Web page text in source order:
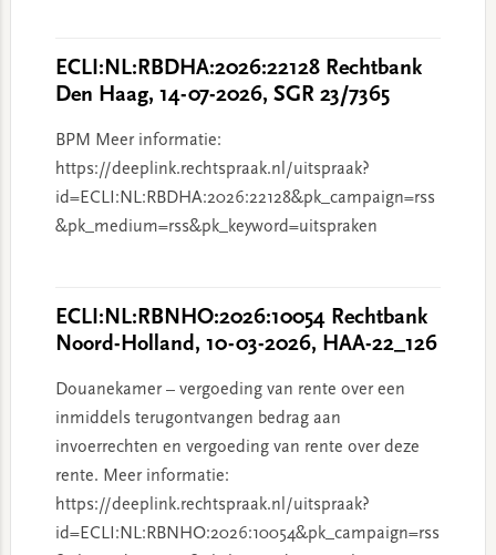
ECLI:NL:RBDHA:2026:22128 Rechtbank
Den Haag, 14-07-2026, SGR 23/7365
BPM Meer informatie:
https://deeplink.rechtspraak.nl/uitspraak?
id=ECLI:NL:RBDHA:2026:22128&pk_campaign=rss
&pk_medium=rss&pk_keyword=uitspraken
ECLI:NL:RBNHO:2026:10054 Rechtbank
Noord-Holland, 10-03-2026, HAA-22_126
Douanekamer – vergoeding van rente over een
inmiddels terugontvangen bedrag aan
invoerrechten en vergoeding van rente over deze
rente. Meer informatie:
https://deeplink.rechtspraak.nl/uitspraak?
id=ECLI:NL:RBNHO:2026:10054&pk_campaign=rss